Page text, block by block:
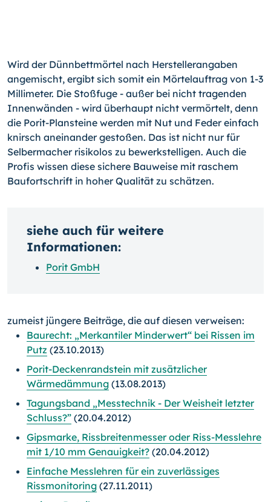
Wird der Dünnbettmörtel nach Herstellerangaben
angemischt, ergibt sich somit ein Mörtelauftrag von 1-3
Millimeter. Die Stoßfuge - außer bei nicht tragenden
Innenwänden - wird überhaupt nicht vermörtelt, denn
die Porit-Plansteine werden mit Nut und Feder einfach
knirsch aneinander gestoßen. Das ist nicht nur für
Selbermacher risikolos zu bewerkstelligen. Auch die
Profis wissen diese sichere Bauweise mit raschem
Baufortschrift in hoher Qualität zu schätzen.
siehe auch für weitere
Informationen:
Porit GmbH
zumeist jüngere Beiträge, die auf diesen verweisen:
Baurecht: „Merkantiler Minderwert“ bei Rissen im
Putz (23.10.2013)
Porit-Deckenrandstein mit zusätzlicher
Wärmedämmung (13.08.2013)
Tagungsband „Messtechnik - Der Weisheit letzter
Schluss?” (20.04.2012)
Gipsmarke, Rissbreitenmesser oder Riss-Messlehre
mit 1/10 mm Genauigkeit? (20.04.2012)
Einfache Messlehren für ein zuverlässiges
Rissmonitoring (27.11.2011)